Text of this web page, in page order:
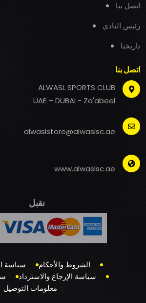
اتصل بنا
رئيس النادي
تاريخنا
اتصل بنا
ALWASL SPORTS CLUB
UAE – DUBAI - Za'abeel
alwaslstore@alwaslsc.ae
www.alwaslsc.ae
نقبل
الشروط والأحكام
سياسة
سياسة الإرجاع والاسترداد
معلومات التوصيل